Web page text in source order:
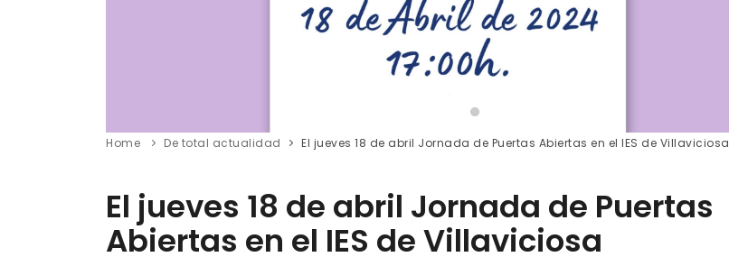
Home De total actualidad El jueves 18 de abril Jornada de Puertas Abiertas en el IES de Villaviciosa
El jueves 18 de abril Jornada de Puertas
Abiertas en el IES de Villaviciosa